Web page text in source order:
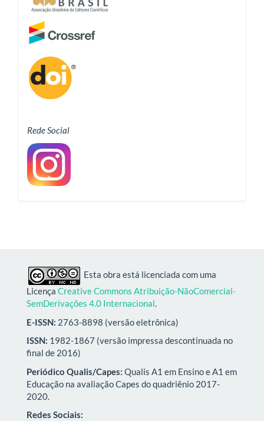
Rede Social
Esta obra está licenciada com uma
Licença Creative Commons Atribuição-NãoComercial-
SemDerivações 4.0 Internacional.
E-ISSN: 2763-8898 (versão eletrônica)
ISSN: 1982-1867 (versão impressa descontinuada no
final de 2016)
Periódico Qualis/Capes: Qualis A1 em Ensino e A1 em
Educação na avaliação Capes do quadriênio 2017-
2020.
Redes Sociais: